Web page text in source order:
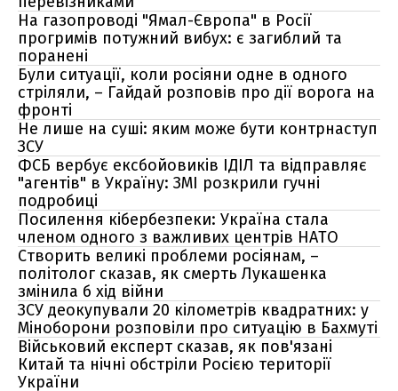
На газопроводі "Ямал-Європа" в Росії
прогримів потужний вибух: є загиблий та
поранені
Були ситуації, коли росіяни одне в одного
стріляли, – Гайдай розповів про дії ворога на
фронті
Не лише на суші: яким може бути контрнаступ
ЗСУ
ФСБ вербує ексбойовиків ІДІЛ та відправляє
"агентів" в Україну: ЗМІ розкрили гучні
подробиці
Посилення кібербезпеки: Україна стала
членом одного з важливих центрів НАТО
Створить великі проблеми росіянам, –
політолог сказав, як смерть Лукашенка
змінила б хід війни
ЗСУ деокупували 20 кілометрів квадратних: у
Міноборони розповіли про ситуацію в Бахмуті
Військовий експерт сказав, як пов'язані
Китай та нічні обстріли Росією території
України